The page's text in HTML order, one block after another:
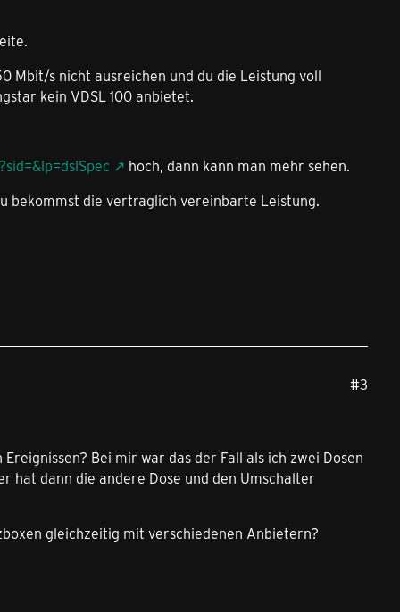
Mbit/s nicht ausreichen und du die Leistung voll
kein VDSL 100 anbietet.
hoch, dann kann man mehr sehen.
bekommst die vertraglich vereinbarte Leistung.
#3
Bei mir war das der Fall als ich zwei Dosen
hat dann die andere Dose und den Umschalter
gleichzeitig mit verschiedenen Anbietern?